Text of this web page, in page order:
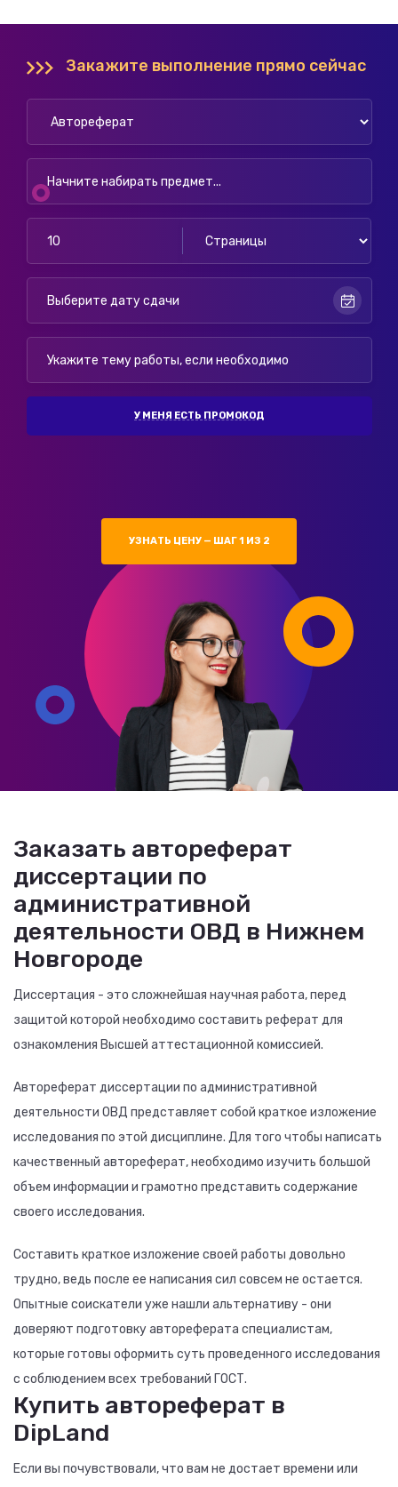
Закажите выполнение прямо сейчас
У МЕНЯ ЕСТЬ ПРОМОКОД
УЗНАТЬ ЦЕНУ — ШАГ 1 ИЗ 2
Заказать автореферат
диссертации по
административной
деятельности ОВД в Нижнем
Новгороде
Диссертация - это сложнейшая научная работа, перед
защитой которой необходимо составить реферат для
ознакомления Высшей аттестационной комиссией.
Автореферат диссертации по административной
деятельности ОВД представляет собой краткое изложение
исследования по этой дисциплине. Для того чтобы написать
качественный автореферат, необходимо изучить большой
объем информации и грамотно представить содержание
своего исследования.
Составить краткое изложение своей работы довольно
трудно, ведь после ее написания сил совсем не остается.
Опытные соискатели уже нашли альтернативу - они
доверяют подготовку автореферата специалистам,
которые готовы оформить суть проведенного исследования
с соблюдением всех требований ГОСТ.
Купить автореферат в
DipLand
Если вы почувствовали, что вам не достает времени или